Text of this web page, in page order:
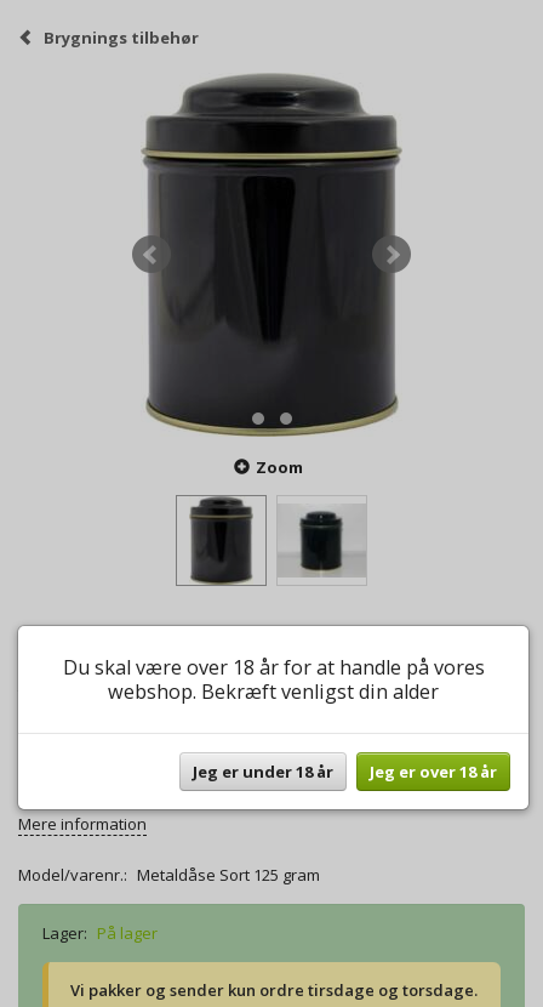
Brygnings tilbehør
Zoom
Metaldåse Sort 125 gram
0anmeldelser Skriv anmeldelse
35,00 DKK
Skøn rund metaldåse i sort som kan indeholde 125 gram the.
Mere information
Model/varenr.: Metaldåse Sort 125 gram
Lager: På lager
Vi pakker og sender kun ordre tirsdage og torsdage.
Du skal være over 18 år for at handle på vores
webshop. Bekræft venligst din alder
Jeg er under 18 år Jeg er over 18 år